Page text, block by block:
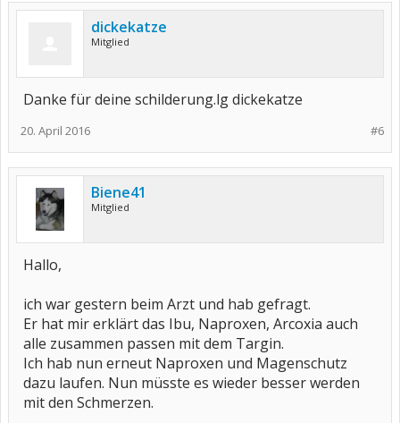
dickekatze
Mitglied
Danke für deine schilderung.lg dickekatze
#6
20. April 2016
Biene41
Mitglied
Hallo,
ich war gestern beim Arzt und hab gefragt.
Er hat mir erklärt das Ibu, Naproxen, Arcoxia auch
alle zusammen passen mit dem Targin.
Ich hab nun erneut Naproxen und Magenschutz
dazu laufen. Nun müsste es wieder besser werden
mit den Schmerzen.